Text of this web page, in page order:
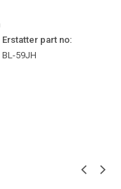
Erstatter part no:
BL-59JH